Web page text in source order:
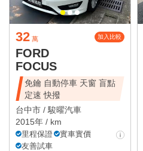
32 萬 加入比較
FORD
FOCUS
免鑰 自動停車 天窗 盲點
定速 快撥
台中市 / 駿曜汽車
2015年 / km
里程保證
實車實價
友善試車